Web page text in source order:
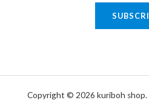
Copyright © 2026 kuriboh shop.